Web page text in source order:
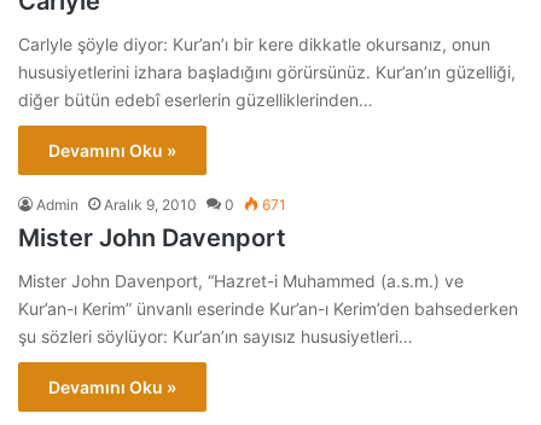
Carlyle şöyle diyor: Kur’an’ı bir kere dikkatle okursanız, onun
hususiyetlerini izhara başladığını görürsünüz. Kur’an’ın güzelliği,
diğer bütün edebî eserlerin güzelliklerinden…
Devamını Oku »
Admin Aralık 9, 2010 0 671
Mister John Davenport
Mister John Davenport, “Hazret-i Muhammed (a.s.m.) ve
Kur’an-ı Kerim” ünvanlı eserinde Kur’an-ı Kerim’den bahsederken
şu sözleri söylüyor: Kur’an’ın sayısız hususiyetleri…
Devamını Oku »